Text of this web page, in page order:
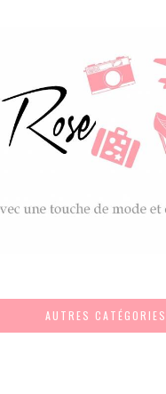
AUTRES CATÉGORIES